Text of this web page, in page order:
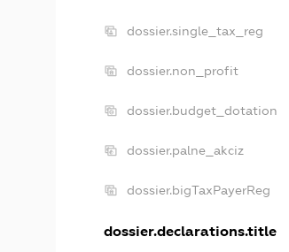
dossier.single_tax_reg
dossier.non_profit
dossier.budget_dotation
dossier.palne_akciz
dossier.bigTaxPayerReg
dossier.declarations.title